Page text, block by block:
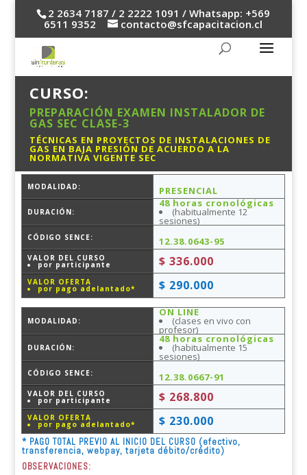
2 2634 7187 / 2 2222 1091 / Whatsapp: +569
6511 9352
contacto@sfcapacitacion.cl
CURSO:
PREPARACIÓN EXAMEN INSTALADOR DE
GAS SEC CLASE-3
TÉCNICAS EN PROYECTOS DE INSTALACIONES DE
GAS EN BAJA PRESIÓN DE ACUERDO A LA
NORMATIVA VIGENTE SEC
MODALIDAD: PRESENCIAL
DURACIÓN:
48 horas cronológicas
(habitualmente 12
sesiones)
CÓDIGO SENCE: 12.38.0643-95
VALOR DEL CURSO
por participante $ 336.000
VALOR OFERTA
por pago adelantado* $ 290.000
MODALIDAD:
ON LINE
(clases en vivo con
profesor)
DURACIÓN:
48 horas cronológicas
(habitualmente 15
sesiones)
CÓDIGO SENCE: 12.38.0667-91
VALOR DEL CURSO
por participante $ 268.800
VALOR OFERTA
por pago adelantado* $ 230.000
* PAGO TOTAL PREVIO AL INICIO DEL CURSO (efectivo,
transferencia, webpay, tarjeta débito/crédito)
OBSERVACIONES: